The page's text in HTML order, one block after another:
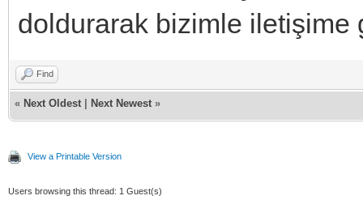
doldurarak bizimle iletişime
Find
« Next Oldest Next Newest »
View a Printable Version
Users browsing this thread: 1 Guest(s)